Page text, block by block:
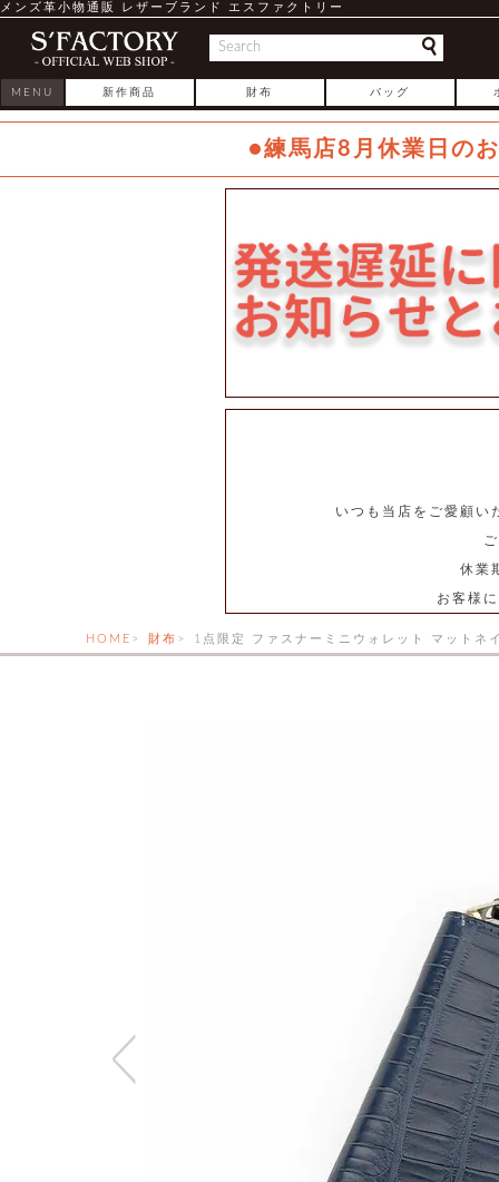
メンズ革小物通販 レザーブランド エスファクトリー
MENU 新作商品 財布 バッグ
●練馬店8月休業日の
いつも当店をご愛顧い
休業
お客様
HOME 財布 1点限定 ファスナーミニウォレット マットネ